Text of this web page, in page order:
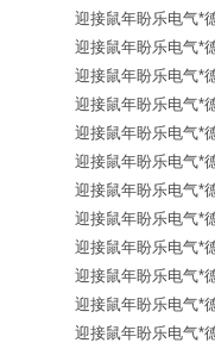
迎接鼠年盼乐电气*
迎接鼠年盼乐电气*
迎接鼠年盼乐电气*
迎接鼠年盼乐电气*
迎接鼠年盼乐电气*
迎接鼠年盼乐电气*
迎接鼠年盼乐电气*
迎接鼠年盼乐电气*
迎接鼠年盼乐电气*
迎接鼠年盼乐电气*
迎接鼠年盼乐电气*
迎接鼠年盼乐电气*